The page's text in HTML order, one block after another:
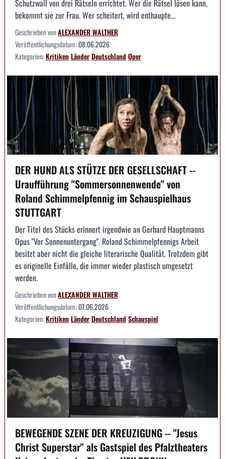
Schutzwall von drei Rätseln errichtet. Wer die Rätsel lösen kann,
bekommt sie zur Frau. Wer scheitert, wird enthaupte...
Geschrieben vonALEXANDER WALTHER
Veröffentlichungsdatum:08.06.2026
Kategorien:KritikenLänderDeutschlandOper
DER HUND ALS STÜTZE DER GESELLSCHAFT --
Uraufführung "Sommersonnenwende" von
Roland Schimmelpfennig im Schauspielhaus
STUTTGART
Der Titel des Stücks erinnert irgendwie an Gerhard Hauptmanns
Opus "Vor Sonnenuntergang". Roland Schimmelpfennigs Arbeit
besitzt aber nicht die gleiche literarische Qualität. Trotzdem gibt
es originelle Einfälle, die immer wieder plastisch umgesetzt
werden.
Geschrieben vonALEXANDER WALTHER
Veröffentlichungsdatum:07.06.2026
Kategorien:KritikenLänderDeutschlandSchauspiel
BEWEGENDE SZENE DER KREUZIGUNG -- "Jesus
Christ Superstar" als Gastspiel des Pfalztheaters